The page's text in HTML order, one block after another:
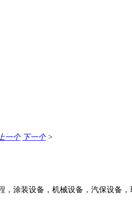
上一个 下一个 >
，涂装设备，机械设备，汽保设备